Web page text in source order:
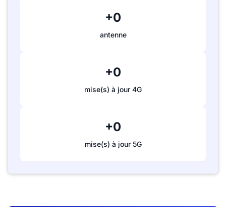
+0
antenne
+0
mise(s) à jour 4G
+0
mise(s) à jour 5G